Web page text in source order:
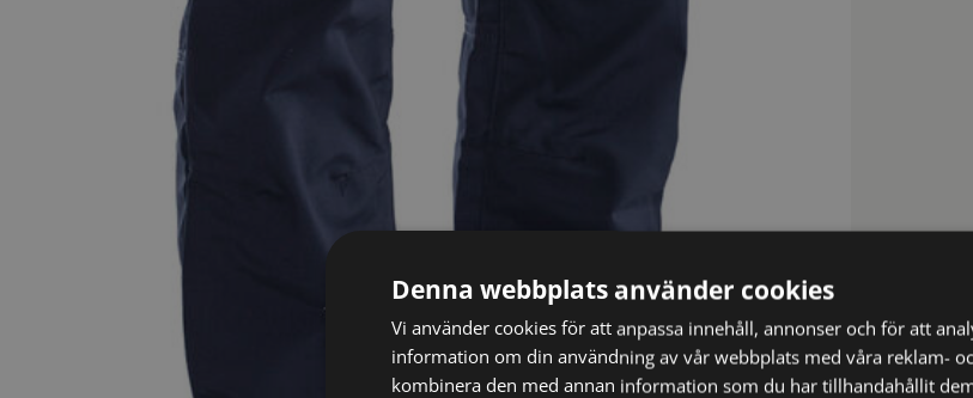
Denna webbplats använder cookies
Vi använder cookies för att anpassa innehåll, annonser och för att
information om din användning av vår webbplats med våra reklam-
kombinera den med annan information som du har tillhandahållit